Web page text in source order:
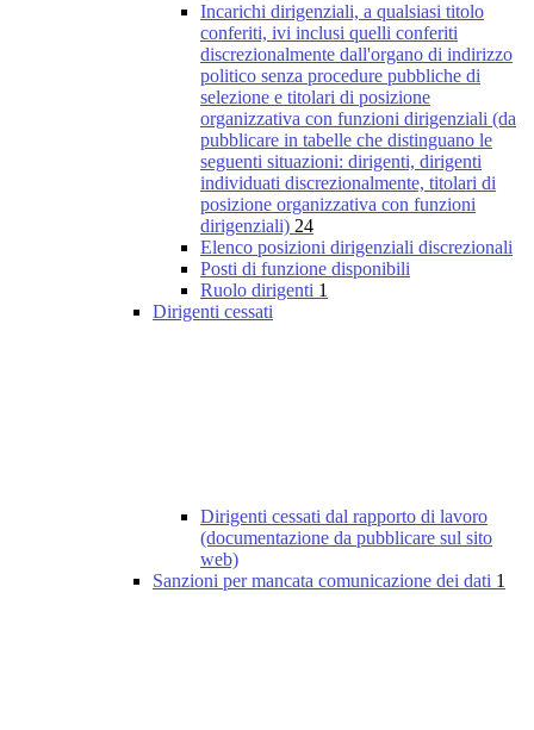
Incarichi dirigenziali, a qualsiasi titolo
conferiti, ivi inclusi quelli conferiti
discrezionalmente dall'organo di indirizzo
politico senza procedure pubbliche di
selezione e titolari di posizione
organizzativa con funzioni dirigenziali (da
pubblicare in tabelle che distinguano le
seguenti situazioni: dirigenti, dirigenti
individuati discrezionalmente, titolari di
posizione organizzativa con funzioni
dirigenziali) 24
Elenco posizioni dirigenziali discrezionali
Posti di funzione disponibili
Ruolo dirigenti 1
Dirigenti cessati
Dirigenti cessati dal rapporto di lavoro
(documentazione da pubblicare sul sito
web)
Sanzioni per mancata comunicazione dei dati 1